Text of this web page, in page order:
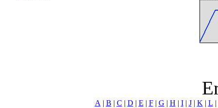
A | B | C | D | E | F| G | H | I| J| K | L |